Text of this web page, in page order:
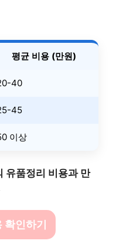
평균 비용 (만원)
40
45
이상
유품정리 비용과 만
인하기